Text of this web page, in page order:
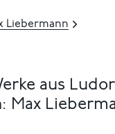
Liebermann
aus
Max